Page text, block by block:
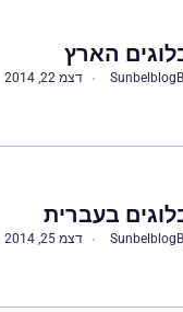
הארץ
Sunbelblog דצמ 22, 2014
בעברית
Sunbelblog דצמ 25, 2014